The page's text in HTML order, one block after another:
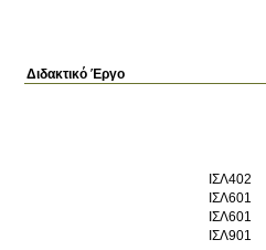
Διδακτικό Έργο
ΙΣΛ402
ΙΣΛ601
ΙΣΛ601
ΙΣΛ901